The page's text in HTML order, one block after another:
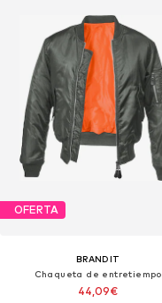
OFERTA
BRANDIT
Chaqueta de entretiempo
44,09€